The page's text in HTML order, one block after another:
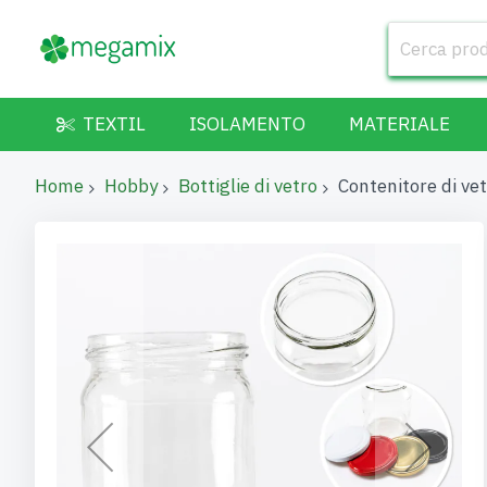
TEXTIL ISOLAMENTO MATERIALE
Home Hobby Bottiglie di vetro Contenitore di
della
galleria
immagini